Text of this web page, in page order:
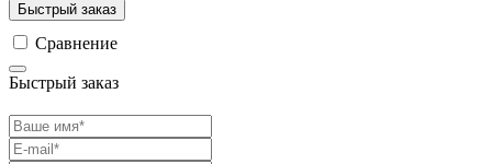
Быстрый заказ
Сравнение
Быстрый заказ